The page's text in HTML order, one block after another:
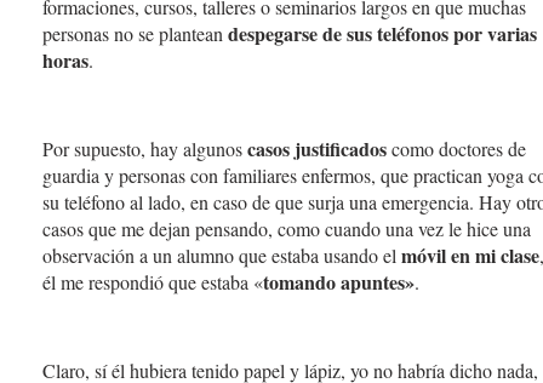
formaciones, cursos, talleres o seminarios largos en que muchas
personas no se planteandespegarse de sus teléfonos por varias
horas.
Por supuesto, hay algunoscasos justificadoscomo doctores de
guardia y personas con familiares enfermos, que practican yoga
su teléfono al lado, en caso de que surja una emergencia. Hay
casos que me dejan pensando, como cuando una vez le hice una
observación a un alumno que estaba usando el móvil en mi clase
él me respondió que estaba «tomando apuntes».
Claro, sí él hubiera tenido papel y lápiz, yo no habría dicho nada,